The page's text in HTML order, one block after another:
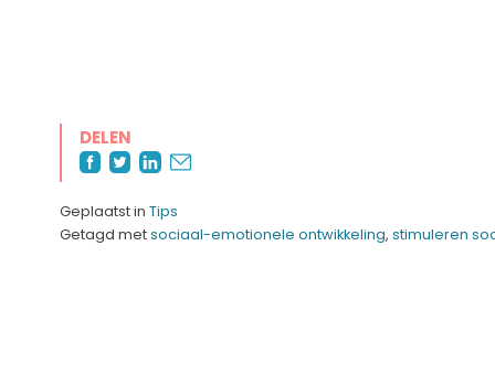
DELEN
Geplaatst in Tips
Getagd metsociaal-emotionele ontwikkeling, stimuleren